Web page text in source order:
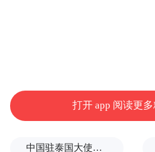
的看到的经验和教训分
树立更好的榜样。”
打开 app 阅读更
中国驻泰国大使馆发布关于中国公民来泰国参加文体活动的提醒